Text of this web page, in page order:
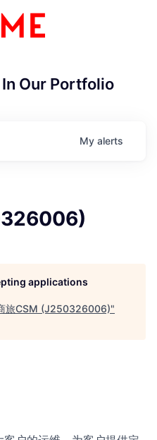
Our Portfolio
My alerts
applications
旅CSM (J250326006)"